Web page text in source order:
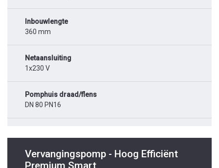
Inbouwlengte
360 mm
Netaansluiting
1x230 V
Pomphuis draad/flens
DN 80 PN16
Vervangingspomp - Hoog Efficiënt